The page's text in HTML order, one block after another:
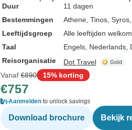
Duur
11 dagen
Bestemmingen
Athene , Tinos , Syros
Leeftijdsgroep
Alle leeftijden welkom
Taal
Engels, Nederlands,
Reisorganisatie
Dot Travel
Vanaf €890 15% korting
€757
Aanmelden to unlock savings
Download brochure Bekijk